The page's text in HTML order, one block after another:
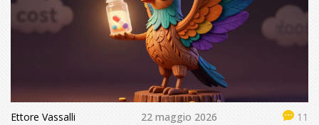
Ettore Vassalli 22 maggio 2026 11